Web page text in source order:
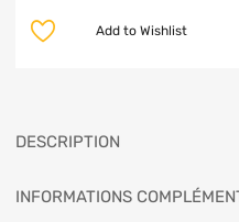
Add to Wishlist
DESCRIPTION
INFORMATIONS